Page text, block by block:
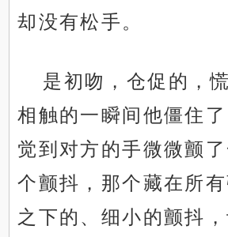
却没有松手。
是初吻，仓促的，
相触的一瞬间他僵住
觉到对方的手微微颤
个颤抖，那个藏在所
之下的、细小的颤抖